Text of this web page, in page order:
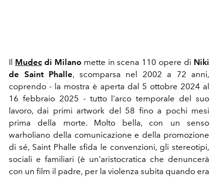
Il Mudecdi Milanomette in scena 110 opere di Niki
de Saint Phalle, scomparsa nel 2002 a 72 anni,
coprendo - la mostra è aperta dal 5 ottobre 2024 al
16 febbraio 2025 - tutto l'arco temporale del suo
lavoro, dai primi artwork del 58 fino a pochi mesi
prima della morte. Molto bella, con un senso
warholiano della comunicazione e della promozione
di sé, Saint Phalle sfida le convenzioni, gli stereotipi,
sociali e familiari (è un'aristocratica che denuncerà
con un film il padre, per la violenza subita quando era